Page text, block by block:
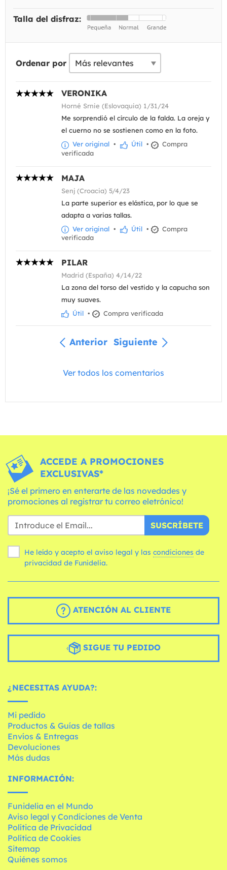
Talla del disfraz:
Ordenar por
VERONIKA
Horné Srnie (Eslovaquia) 1/31/24
Me sorprendió el círculo de la falda. La oreja y
el cuerno no se sostienen como en la foto.
Ver original • Útil •
Compra
verificada
MAJA
Senj (Croacia) 5/4/23
La parte superior es elástica, por lo que se
adapta a varias tallas.
Ver original • Útil •
Compra
verificada
PILAR
Madrid (España) 4/14/22
La zona del torso del vestido y la capucha son
muy suaves.
Útil • Compra verificada
Anterior Siguiente
Ver todos los comentarios
ACCEDE A PROMOCIONES
EXCLUSIVAS*
¡Sé el primero en enterarte de las novedades y
promociones al registrar tu correo eletrónico!
SUSCRÍBETE
He leído y acepto el aviso legal y las condiciones
privacidad de Funidelia.
ATENCIÓN AL CLIENTE
SIGUE TU PEDIDO
¿NECESITAS AYUDA?:
Mi pedido
Productos & Guías de tallas
Envíos & Entregas
Devoluciones
Más dudas
INFORMACIÓN:
Funidelia en el Mundo
Aviso legal y Condiciones de Venta
Política de Privacidad
Política de Cookies
Sitemap
Quiénes somos